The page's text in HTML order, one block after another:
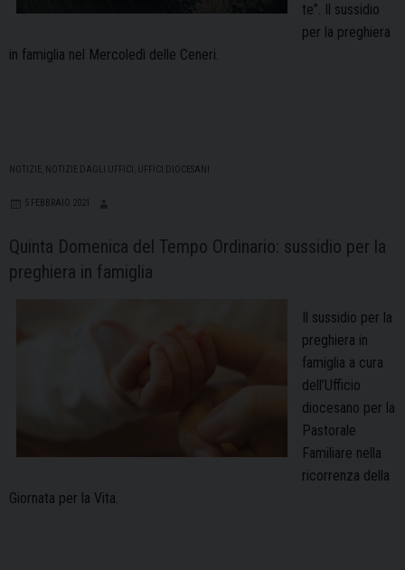
te”. Il sussidio
per la preghiera
in famiglia nel Mercoledì delle Ceneri.
NOTIZIE NOTIZIE DAGLI UFFICI UFFICI DIOCESANI
5 FEBBRAIO 2021
Quinta Domenica del Tempo Ordinario: sussidio per la
preghiera in famiglia
Il sussidio per la
preghiera in
famiglia a cura
dell’Ufficio
diocesano per la
Pastorale
Familiare nella
ricorrenza della
Giornata per la Vita.